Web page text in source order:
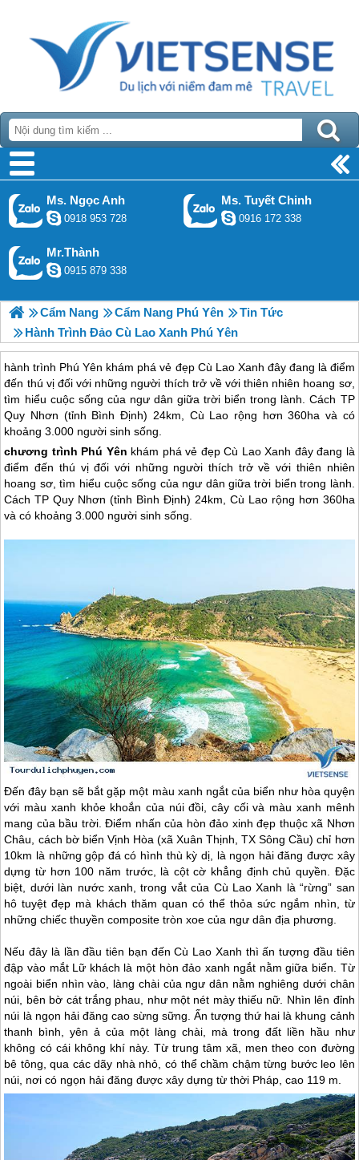
Ms. Ngọc Anh
0918 953 728
Ms. Tuyết Chinh
0916 172 338
Mr.Thành
0915 879 338
Cẩm Nang Cẩm Nang Phú Yên
Tin Tức
Hành Trình Đảo Cù Lao Xanh Phú Yên
hành trình Phú Yên khám phá vẻ đẹp Cù Lao Xanh đây đang là điểm
đến thú vị đối với những người thích trở về với thiên nhiên hoang sơ,
tìm hiểu cuộc sống của ngư dân giữa trời biển trong lành. Cách TP
Quy Nhơn (tỉnh Bình Định) 24km, Cù Lao rộng hơn 360ha và có
khoảng 3.000 người sinh sống.
chương trình Phú Yên khám phá vẻ đẹp Cù Lao Xanh đây đang là
điểm đến thú vị đối với những người thích trở về với thiên nhiên
hoang sơ, tìm hiểu cuộc sống của ngư dân giữa trời biển trong lành.
Cách TPQuy Nhơn (tỉnh Bình Định) 24km, Cù Lao rộng hơn 360ha
và có khoảng 3.000 người sinh sống.
Đến đây bạn sẽ bắt gặp một màu xanh ngắt của biển như hòa quyện
với màu xanh khỏe khoắn của núi đồi, cây cối và màu xanh mênh
mang của bầu trời. Điểm nhấn của hòn đảo xinh đẹp thuộc xã Nhơn
Châu, cách bờ biển Vịnh Hòa (xã Xuân Thịnh, TX Sông Cầu) chỉ hơn
10km là những gộp đá có hình thù kỳ dị, là ngọn hải đăng được xây
dựng từ hơn 100 năm trước, là cột cờ khẳng định chủ quyền. Đặc
biệt, dưới làn nước xanh, trong vắt của Cù Lao Xanh là “rừng” san
hô tuyệt đẹp mà khách thăm quan có thể thỏa sức ngắm nhìn, từ
những chiếc thuyền composite tròn xoe của ngư dân địa phương.
Nếu đây là lần đầu tiên bạn đến Cù Lao Xanh thì ấn tượng đầu tiên
đập vào mắt Lữ khách là một hòn đảo xanh ngắt nằm giữa biển. Từ
ngoài biển nhìn vào, làng chài của ngư dân nằm nghiêng dưới chân
núi, bên bờ cát trắng phau, như một nét mày thiếu nữ. Nhìn lên đỉnh
núi là ngọn hải đăng cao sừng sững. Ấn tượng thứ hai là khung cảnh
thanh bình, yên ả của một làng chài, mà trong đất liền hầu như
không có cái không khí này. Từ trung tâm xã, men theo con đường
bê tông, qua các dãy nhà nhỏ, có thể chầm chậm từng bước leo lên
núi, nơi có ngọn hải đăng được xây dựng từ thời Pháp, cao 119 m.